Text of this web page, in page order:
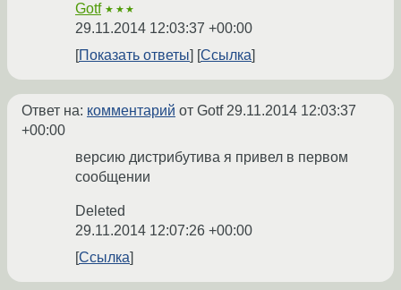
Gotf ★★★
29.11.2014 12:03:37 +00:00
Показать ответы
Ссылка
Ответ на: комментарий от Gotf29.11.2014 12:03:37
+00:00
версию дистрибутива я привел в первом
сообщении
Deleted
29.11.2014 12:07:26 +00:00
Ссылка